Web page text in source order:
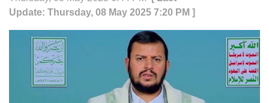
Update: Thursday, 08 May 2025 7:20 PM ]